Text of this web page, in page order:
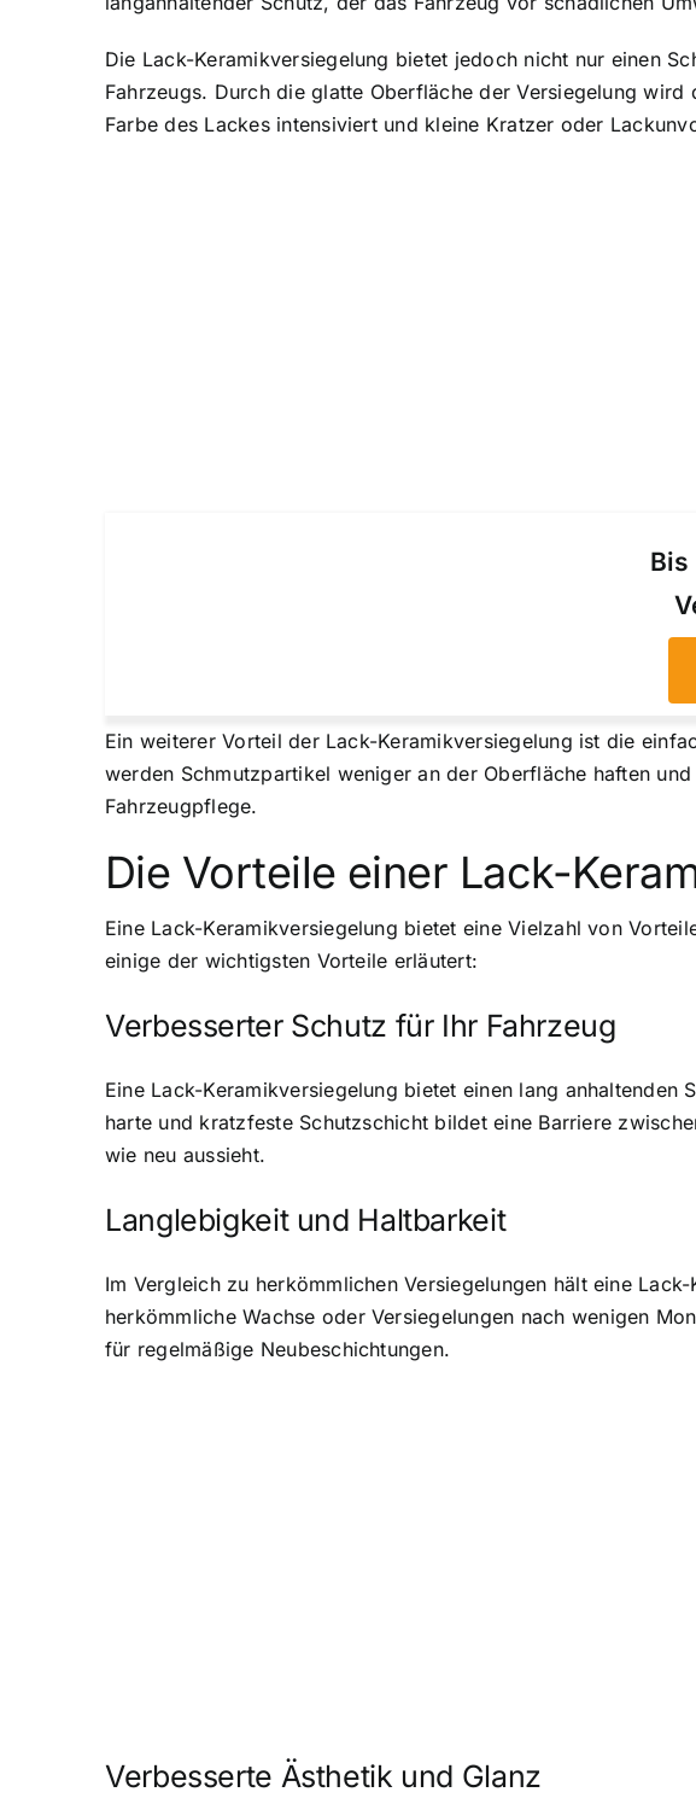
Die Lack-Keramikversiegelung bietet jedoch nicht nur einen
Fahrzeugs. Durch die glatte Oberfläche der Versiegelung
Farbe des Lackes intensiviert und kleine Kratzer oder
Bis
Ein weiterer Vorteil der Lack-Keramikversiegelung ist die
werden Schmutzpartikel weniger an der Oberfläche haften
Fahrzeugpflege.
Die Vorteile einer Lack-
Eine Lack-Keramikversiegelung bietet eine Vielzahl von
einige der wichtigsten Vorteile erläutert:
Verbesserter Schutz für Ihr Fahrzeug
Eine Lack-Keramikversiegelung bietet einen lang
harte und kratzfeste Schutzschicht bildet eine Barriere
wie neu aussieht.
Langlebigkeit und Haltbarkeit
Im Vergleich zu herkömmlichen Versiegelungen hält eine
herkömmliche Wachse oder Versiegelungen nach wenigen
für regelmäßige Neubeschichtungen.
Verbesserte Ästhetik und Glanz